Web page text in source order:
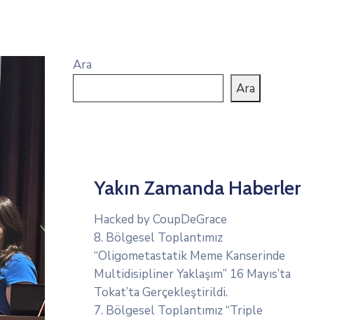
Ara
Ara
Yakın Zamanda Haberler
Hacked by CoupDeGrace
8. Bölgesel Toplantımız
“Oligometastatik Meme Kanserinde
Multidisipliner Yaklaşım” 16 Mayıs’ta
Tokat’ta Gerçekleştirildi.
7. Bölgesel Toplantımız “Triple